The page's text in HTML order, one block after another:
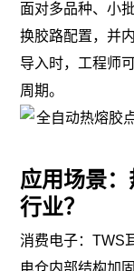
面对多品种、小
换胶路配置，并
导入时，工程师
周期。
应用场景
行业？
消费电子：TWS